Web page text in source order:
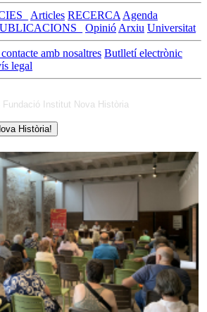
Articles RECERCA Agenda
Opinió Arxiu Universitat
amb nosaltres Butlletí electrònic
legal
Fundació Institut Nova Història
Història!